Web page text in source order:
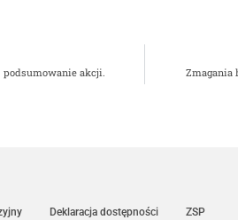
akcji. Zmagania
Deklaracja dostępności ZSP